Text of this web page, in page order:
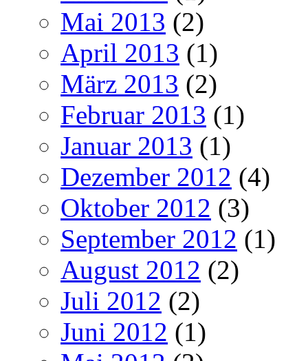
Mai 2013 (2)
April 2013 (1)
März 2013 (2)
Februar 2013 (1)
Januar 2013 (1)
Dezember 2012 (4)
Oktober 2012 (3)
September 2012 (1)
August 2012 (2)
Juli 2012 (2)
Juni 2012 (1)